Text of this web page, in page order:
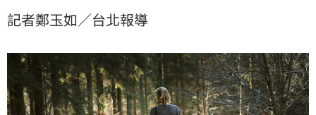
的是走路、起身等日常動作，有助於提升代謝、改善身
記者鄭玉如／台北報導